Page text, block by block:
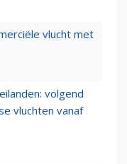
vlucht met
volgend
vluchten vanaf